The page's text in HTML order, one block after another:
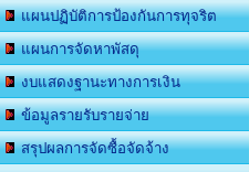
แผนปฏิบัติการป้องกันการทุจริต
แผนการจัดหาพัสดุ
งบแสดงฐานะทางการเงิน
ข้อมูลรายรับรายจ่าย
สรุปผลการจัดซื้อจัดจ้าง